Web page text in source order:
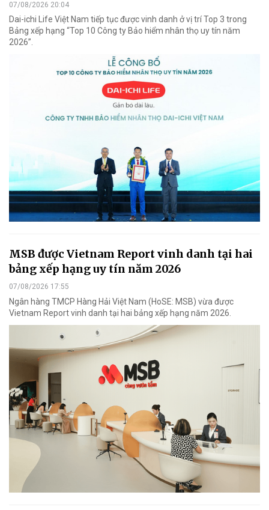
07/08/2026 20:04
Dai-ichi Life Việt Nam tiếp tục được vinh danh ở vị trí Top 3 trong
Bảng xếp hạng “Top 10 Công ty Bảo hiểm nhân thọ uy tín năm
2026”.
MSB được Vietnam Report vinh danh tại hai
bảng xếp hạng uy tín năm 2026
07/08/2026 17:55
Ngân hàng TMCP Hàng Hải Việt Nam (HoSE: MSB) vừa được
Vietnam Report vinh danh tại hai bảng xếp hạng năm 2026.